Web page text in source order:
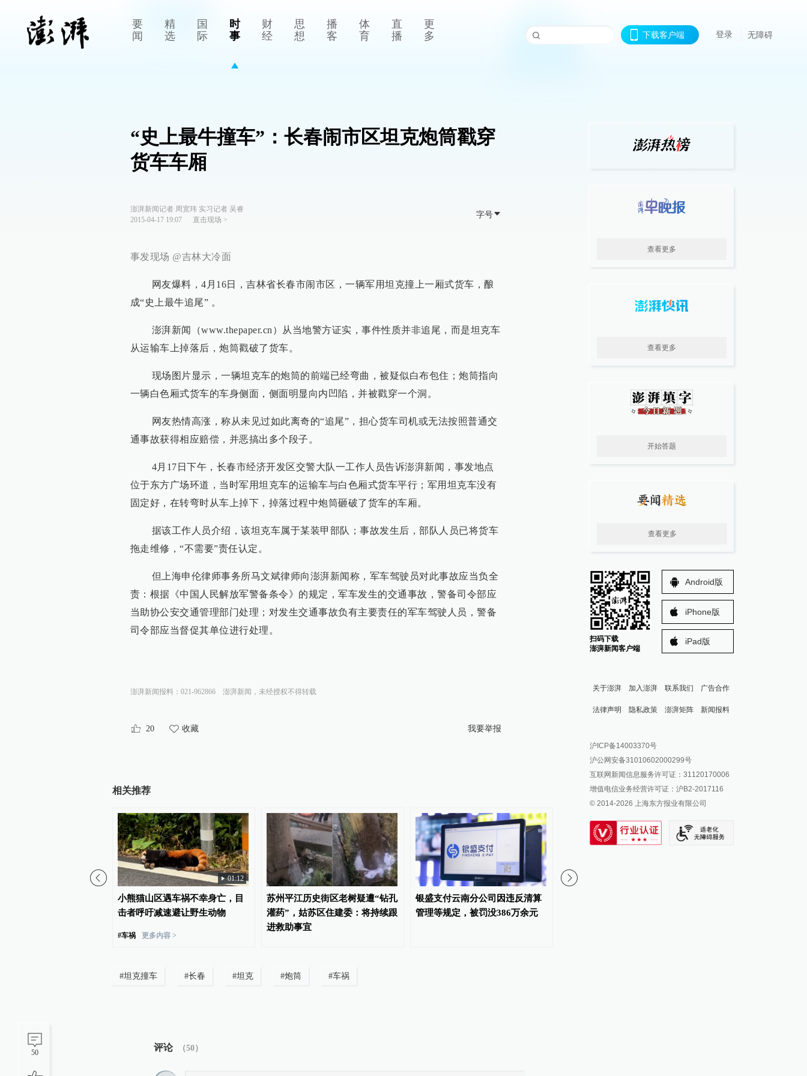
要
闻
精
选
国
际
时
事
财
经
思
想
播
客
体
育
直
播
更
多
下载客户端 登录 无障碍
50
“史上最牛撞车”：长春闹市区坦克炮筒戳穿
货车车厢
澎湃新闻记者 周宽玮 实习记者 吴睿
2015-04-17 19:07
直击现场 >
字号
事发现场 @吉林大冷面
网友爆料，4月16日，吉林省长春市闹市区，一辆军用坦克撞上一厢式货车，酿
成“史上最牛追尾” 。
澎湃新闻（www.thepaper.cn）从当地警方证实，事件性质并非追尾，而是坦克车
从运输车上掉落后，炮筒戳破了货车。
现场图片显示，一辆坦克车的炮筒的前端已经弯曲，被疑似白布包住；炮筒指向
一辆白色厢式货车的车身侧面，侧面明显向内凹陷，并被戳穿一个洞。
网友热情高涨，称从未见过如此离奇的“追尾”，担心货车司机或无法按照普通交
通事故获得相应赔偿，并恶搞出多个段子。
4月17日下午，长春市经济开发区交警大队一工作人员告诉澎湃新闻，事发地点
位于东方广场环道，当时军用坦克车的运输车与白色厢式货车平行；军用坦克车没有
固定好，在转弯时从车上掉下，掉落过程中炮筒砸破了货车的车厢。
据该工作人员介绍，该坦克车属于某装甲部队；事故发生后，部队人员已将货车
拖走维修，“不需要”责任认定。
但上海申伦律师事务所马文斌律师向澎湃新闻称，军车驾驶员对此事故应当负全
责：根据《中国人民解放军警备条令》的规定，军车发生的交通事故，警备司令部应
当助协公安交通管理部门处理；对发生交通事故负有主要责任的军车驾驶人员，警备
司令部应当督促其单位进行处理。
澎湃新闻报料：021-962866 澎湃新闻，未经授权不得转载
20 收藏 我要举报
相关推荐
01:12
小熊猫山区遇车祸不幸身亡，目
击者呼吁减速避让野生动物
#车祸 更多内容 >
苏州平江历史街区老树疑遭“钻孔
灌药”，姑苏区住建委：将持续跟
进救助事宜
银盛支付云南分公司因违反清算
管理等规定，被罚没386万余元
#坦克撞车 #长春 #坦克 #炮筒 #车祸
评论 （50）
查看更多
查看更多
开始答题
查看更多
扫码下载
澎湃新闻客户端
Android版
iPhone版
iPad版
关于澎湃 加入澎湃 联系我们 广告合作
法律声明 隐私政策 澎湃矩阵
澎湃新闻公众号
澎湃新闻抖音号
派生万物开放平台
IP SHANGHAI
SIXTH TONE
新闻报料
报料邮箱: news@thepaper.cn
沪ICP备14003370号
沪公网安备31010602000299号
互联网新闻信息服务许可证：31120170006
增值电信业务经营许可证：沪B2-2017116
© 2014-2026 上海东方报业有限公司